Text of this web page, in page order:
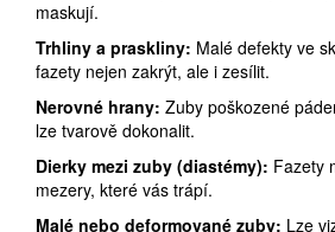
maskují.
Trhliny a praskliny: Malé defekty ve
fazety nejen zakrýt, ale i zesílit.
Nerovné hrany: Zuby poškozené
lze tvarově dokonalit.
Dierky mezi zuby (diastémy): Fazety
mezery, které vás trápí.
Malé nebo deformované zuby: Lze